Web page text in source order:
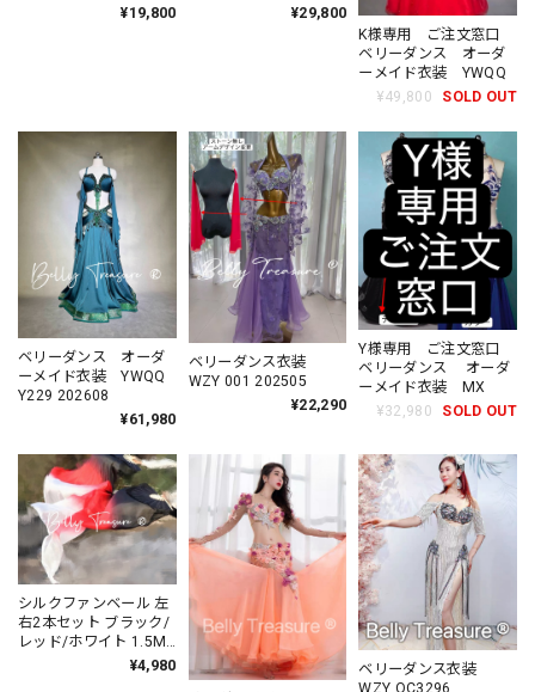
¥19,800
¥29,800
K様専用 ご注文窓口
ベリーダンス オーダ
ーメイド衣装 YWQQ
¥49,800
SOLD OUT
ベリーダンス オーダ
ーメイド衣装 YWQQ
Y229 202608
¥61,980
ベリーダンス衣装
WZY 001 202505
¥22,290
Y様専用 ご注文窓口
ベリーダンス オーダ
ーメイド衣装 MX
¥32,980
SOLD OUT
シルクファンベール 左
右2本セット ブラック/
レッド/ホワイト 1.5M
¥4,980
ベリーダンス衣装
WZY QC3296